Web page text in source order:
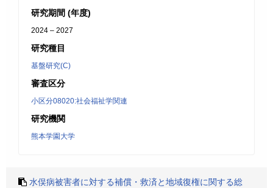
研究期間 (年度)
2024 – 2027
研究種目
基盤研究(C)
審査区分
小区分08020:社会福祉学関連
研究機関
熊本学園大学
水俣病被害者に対する補償・救済と地域復権に関する総